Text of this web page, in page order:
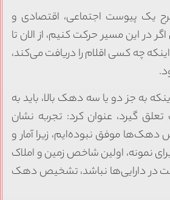
یک پیوست اجتماعی، اقتصادی و
در این مسیر حرکت کنیم، از الان تا
چه کسی اقلام را دریافت می‌کند،
اینکه به جز دو یا سه دهک بالا، باید به
گیرد، عنوان کرد: تجربه نشان
موفق نبوده‌ایم، زیرا آمار و
نمونه، اولین شاخص زمین و املاک
در دارایی‌ها نباشد، تشخیص دهک